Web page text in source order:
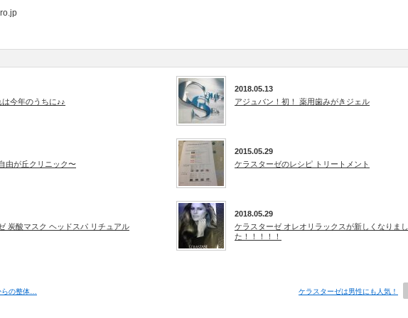
は今年のうちに♪♪
2018.05.13
アジュバン！初！ 薬用歯みがきジェル
由が丘クリニック〜
2015.05.29
ケラスターゼのレシピ トリートメント
炭酸マスク ヘッドスパ リチュアル
2018.05.29
ケラスターゼ オレオリラックスが新しくなりまし
た！！！！！
の整体… ケラスターゼは男性にも人気！